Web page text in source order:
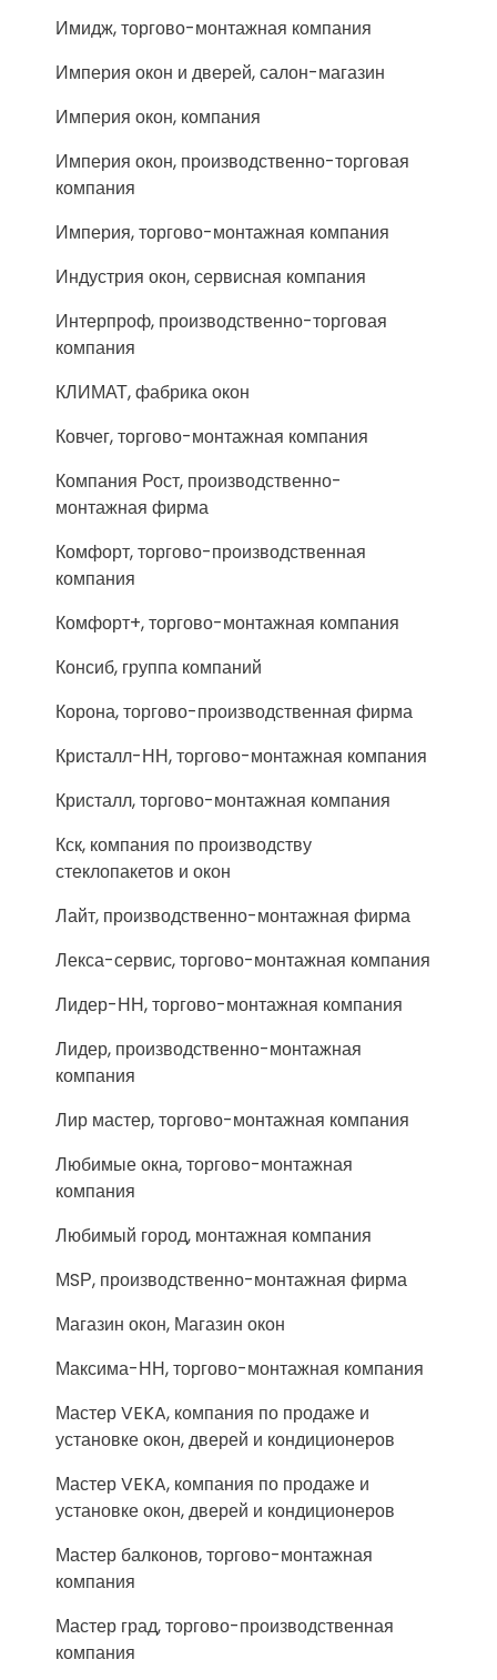
Имидж, торгово-монтажная компания
Империя окон и дверей, салон-магазин
Империя окон, компания
Империя окон, производственно-торговая
компания
Империя, торгово-монтажная компания
Индустрия окон, сервисная компания
Интерпроф, производственно-торговая
компания
КЛИМАТ, фабрика окон
Ковчег, торгово-монтажная компания
Компания Рост, производственно-
монтажная фирма
Комфорт, торгово-производственная
компания
Комфорт+, торгово-монтажная компания
Консиб, группа компаний
Корона, торгово-производственная фирма
Кристалл-НН, торгово-монтажная компания
Кристалл, торгово-монтажная компания
Кск, компания по производству
стеклопакетов и окон
Лайт, производственно-монтажная фирма
Лекса-сервис, торгово-монтажная компания
Лидер-НН, торгово-монтажная компания
Лидер, производственно-монтажная
компания
Лир мастер, торгово-монтажная компания
Любимые окна, торгово-монтажная
компания
Любимый город, монтажная компания
МSР, производственно-монтажная фирма
Магазин окон, Магазин окон
Максима-НН, торгово-монтажная компания
Мастер VEKA, компания по продаже и
установке окон, дверей и кондиционеров
Мастер VEKA, компания по продаже и
установке окон, дверей и кондиционеров
Мастер балконов, торгово-монтажная
компания
Мастер град, торгово-производственная
компания